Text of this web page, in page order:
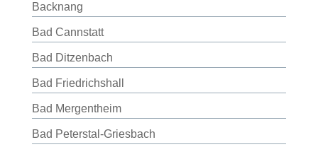
Backnang
Bad Cannstatt
Bad Ditzenbach
Bad Friedrichshall
Bad Mergentheim
Bad Peterstal-Griesbach